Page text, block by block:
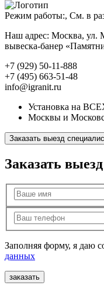
Режим работы:, См. в
Наш адрес: Москва, ул.
вывеска-банер
+7 (929) 50-11-888
+7 (495) 663-51-48
info@igranit.ru
Установка на
Москвы и
Заказать выезд
Заказать
Заполняя форму, я даю
данных